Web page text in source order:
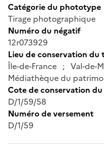
Catégorie du phototype
Tirage photographique
Numéro du négatif
12r073929
Lieu de conservation du
Île-de-France ; Val-de-
Médiathèque du
Cote de conservation
D/1/59/58
Numéro de versement
D/1/59